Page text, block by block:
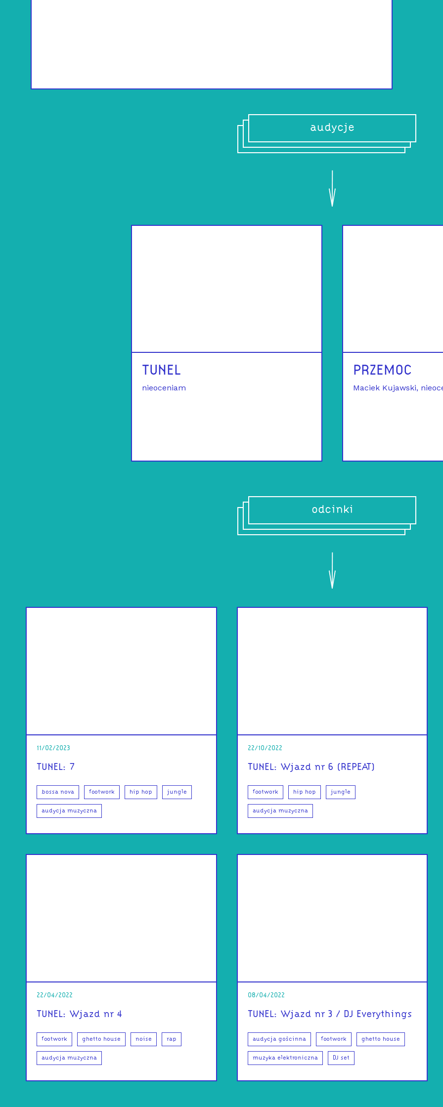
audycje
TUNEL
nieoceniam
PRZEMOC
Maciek Kujawski
odcinki
11/02/2023
TUNEL: 7
bossa nova footwork hip hop jungle
audycja muzyczna
22/10/2022
TUNEL: Wjazd nr 6 (REPEAT)
footwork hip hop jungle
audycja muzyczna
22/04/2022
TUNEL: Wjazd nr 4
footwork ghetto house noise rap
audycja muzyczna
08/04/2022
TUNEL: Wjazd nr 3 / DJ Everythings
audycja gościnna footwork ghetto house
muzyka elektroniczna DJ set